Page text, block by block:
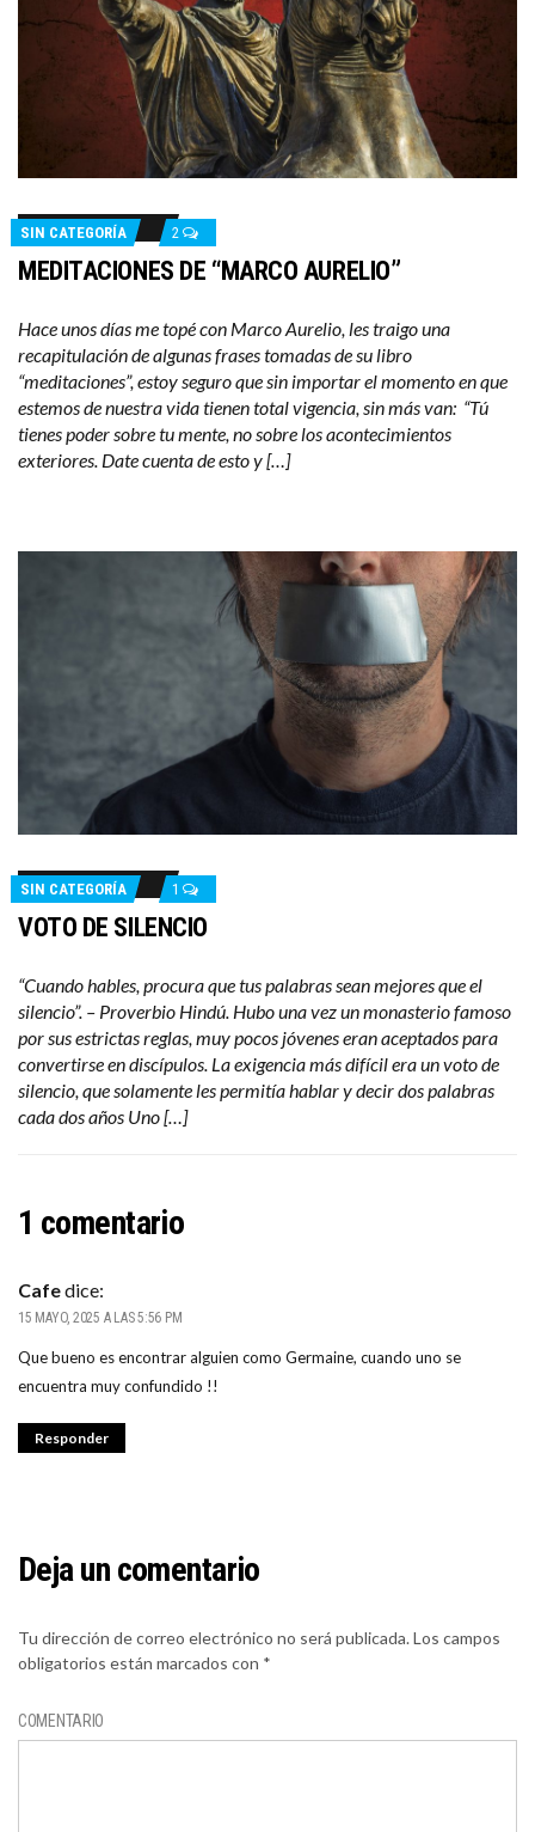
SIN CATEGORÍA 2
MEDITACIONES DE “MARCO AURELIO”
Hace unos días me topé con Marco Aurelio, les traigo una
recapitulación de algunas frases tomadas de su libro
“meditaciones”, estoy seguro que sin importar el momento en que
estemos de nuestra vida tienen total vigencia, sin más van: “Tú
tienes poder sobre tu mente, no sobre los acontecimientos
exteriores. Date cuenta de esto y […]
SIN CATEGORÍA 1
VOTO DE SILENCIO
“Cuando hables, procura que tus palabras sean mejores que el
silencio”. – Proverbio Hindú. Hubo una vez un monasterio famoso
por sus estrictas reglas, muy pocos jóvenes eran aceptados para
convertirse en discípulos. La exigencia más difícil era un voto de
silencio, que solamente les permitía hablar y decir dos palabras
cada dos años Uno […]
1 comentario
Cafedice:
15 MAYO, 2025 A LAS 5:56 PM
Que bueno es encontrar alguien como Germaine, cuando uno se
encuentra muy confundido !!
Responder
Deja un comentario
Tu dirección de correo electrónico no será publicada.Los campos
obligatorios están marcados con *
COMENTARIO